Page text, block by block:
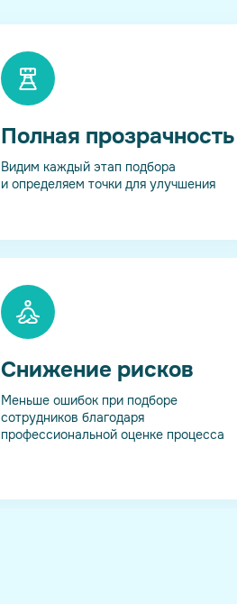
Меньше ошибок при подборе
сотрудников благодаря
профессиональной оценке процесса
Видим каждый этап подбора
и определяем точки для улучшения
Снижение рисков
Полная прозрачность